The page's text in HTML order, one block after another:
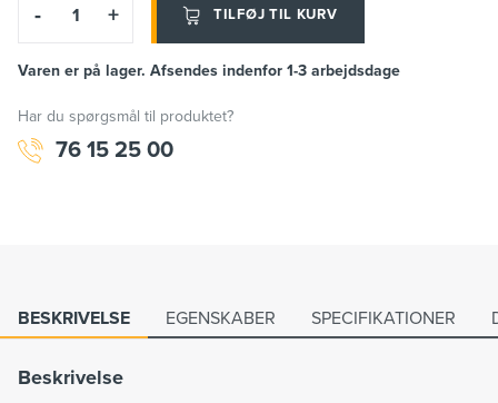
- + TILFØJ TIL KURV
Varen er på lager. Afsendes indenfor 1-3 arbejdsdage
Har du spørgsmål til produktet?
76 15 25 00
BESKRIVELSE EGENSKABER SPECIFIKATIONER
Beskrivelse